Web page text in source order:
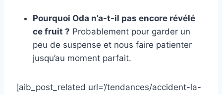
Pourquoi Oda n’a-t-il pas encore révélé
ce fruit ? Probablement pour garder un
peu de suspense et nous faire patienter
jusqu’au moment parfait.
[aib_post_related url=’/tendances/accident-la-